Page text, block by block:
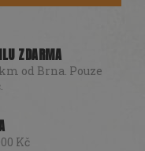
ZDARMA
od Brna. Pouze
Kč